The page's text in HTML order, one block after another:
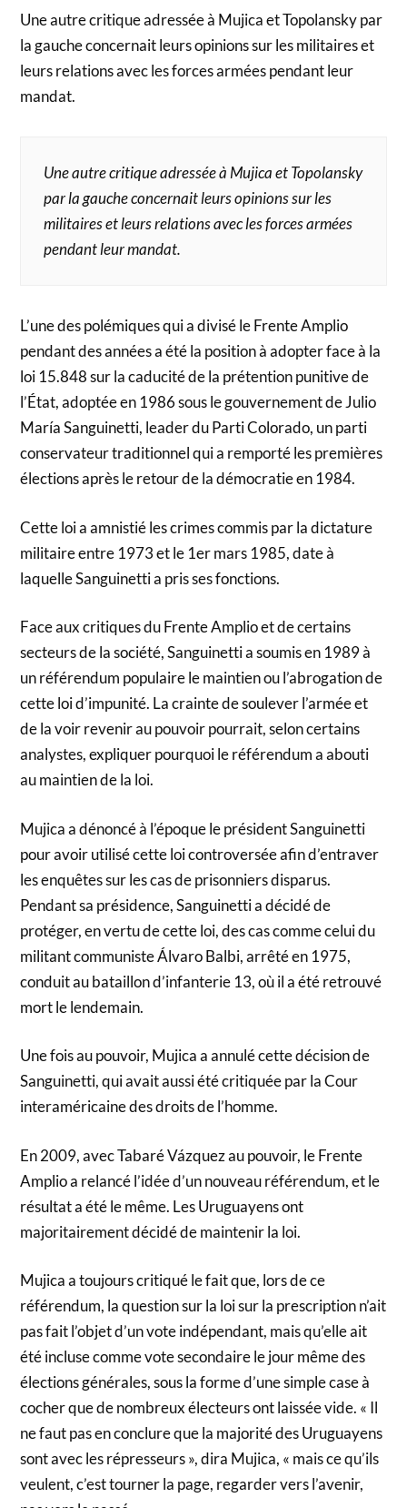
Une autre critique adressée à Mujica et Topolansky par
la gauche concernait leurs opinions sur les militaires et
leurs relations avec les forces armées pendant leur
mandat.
Une autre critique adressée à Mujica et Topolansky
par la gauche concernait leurs opinions sur les
militaires et leurs relations avec les forces armées
pendant leur mandat.
L’une des polémiques qui a divisé le Frente Amplio
pendant des années a été la position à adopter face à la
loi 15.848 sur la caducité de la prétention punitive de
l’État, adoptée en 1986 sous le gouvernement de Julio
María Sanguinetti, leader du Parti Colorado, un parti
conservateur traditionnel qui a remporté les premières
élections après le retour de la démocratie en 1984.
Cette loi a amnistié les crimes commis par la dictature
militaire entre 1973 et le 1er mars 1985, date à
laquelle Sanguinetti a pris ses fonctions.
Face aux critiques du Frente Amplio et de certains
secteurs de la société, Sanguinetti a soumis en 1989 à
un référendum populaire le maintien ou l’abrogation de
cette loi d’impunité. La crainte de soulever l’armée et
de la voir revenir au pouvoir pourrait, selon certains
analystes, expliquer pourquoi le référendum a abouti
au maintien de la loi.
Mujica a dénoncé à l’époque le président Sanguinetti
pour avoir utilisé cette loi controversée afin d’entraver
les enquêtes sur les cas de prisonniers disparus.
Pendant sa présidence, Sanguinetti a décidé de
protéger, en vertu de cette loi, des cas comme celui du
militant communiste Álvaro Balbi, arrêté en 1975,
conduit au bataillon d’infanterie 13, où il a été retrouvé
mort le lendemain.
Une fois au pouvoir, Mujica a annulé cette décision de
Sanguinetti, qui avait aussi été critiquée par la Cour
interaméricaine des droits de l’homme.
En 2009, avec Tabaré Vázquez au pouvoir, le Frente
Amplio a relancé l’idée d’un nouveau référendum, et le
résultat a été le même. Les Uruguayens ont
majoritairement décidé de maintenir la loi.
Mujica a toujours critiqué le fait que, lors de ce
référendum, la question sur la loi sur la prescription n’ait
pas fait l’objet d’un vote indépendant, mais qu’elle ait
été incluse comme vote secondaire le jour même des
élections générales, sous la forme d’une simple case à
cocher que de nombreux électeurs ont laissée vide. « Il
ne faut pas en conclure que la majorité des Uruguayens
sont avec les répresseurs », dira Mujica, « mais ce qu’ils
veulent, c’est tourner la page, regarder vers l’avenir,